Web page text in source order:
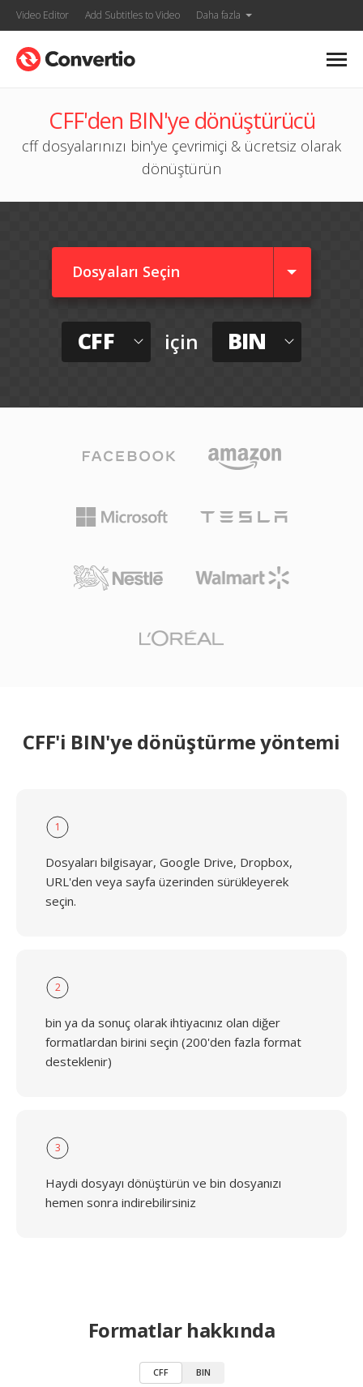
Video Editor Add Subtitles to Video Daha fazla
CFF'den BIN'ye dönüştürücü
cff dosyalarınızı bin'ye çevrimiçi & ücretsiz olarak
dönüştürün
Dosyaları Seçin
CFF için BIN
CFF'i BIN'ye dönüştürme yöntemi
1
Dosyaları bilgisayar, Google Drive, Dropbox,
URL'den veya sayfa üzerinden sürükleyerek
seçin.
2
bin ya da sonuç olarak ihtiyacınız olan diğer
formatlardan birini seçin (200'den fazla format
desteklenir)
3
Haydi dosyayı dönüştürün ve bin dosyanızı
hemen sonra indirebilirsiniz
Formatlar hakkında
CFF BIN